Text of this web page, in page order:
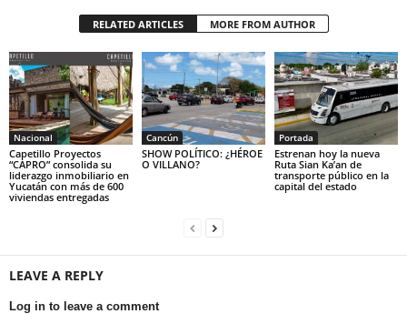
RELATED ARTICLES MORE FROM AUTHOR
Nacional
Capetillo Proyectos
“CAPRO” consolida su
liderazgo inmobiliario en
Yucatán con más de 600
viviendas entregadas
Cancún
SHOW POLÍTICO: ¿HÉROE
O VILLANO?
Portada
Estrenan hoy la nueva
Ruta Sian Ka’an de
transporte público en la
capital del estado
LEAVE A REPLY
Log in to leave a comment